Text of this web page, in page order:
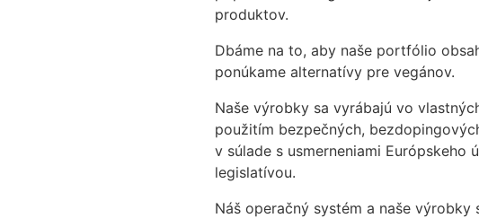
produktov.
Dbáme na to, aby naše portfólio
ponúkame alternatívy pre vegánov.
Naše výrobky sa vyrábajú vo
použitím bezpečných,
v súlade s usmerneniami Európskeho
legislatívou.
Náš operačný systém a naše